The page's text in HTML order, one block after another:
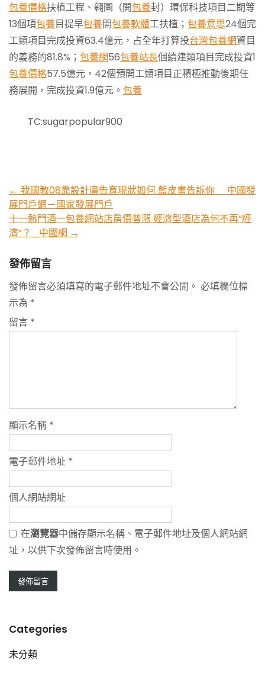
包養價格扶植工程、翱圖（開包養封）環保科技項目二期等
13個項包養目提早包養開包養軟體工扶植； 包養意思24個完
工類項目完成投資63.4億元，占全年打算投台灣包養網資目
的義務的81.8%； 包養網56包養站長個續建類項目完成投資1
包養價格57.5億元，42個預開工類項目正積極推動後期任
務展開，完成投資1.9億元。 包養
TC:sugarpopular900
Post
navigation
← 我國教08靠設計廣告育現狀如何 藍皮書告訴你 _ 中國發
展門戶網－國家發展門戶
十一熱門酒一包養網站店房價普漲 經濟型酒店為何不再“經
濟”？_中國網 →
發佈留言
發佈留言必須填寫的電子郵件地址不會公開。 必填欄位標
示為 *
留言 *
顯示名稱 *
電子郵件地址 *
個人網站網址
在瀏覽器中儲存顯示名稱、電子郵件地址及個人網站網
址，以供下次發佈留言時使用。
Categories
未分類